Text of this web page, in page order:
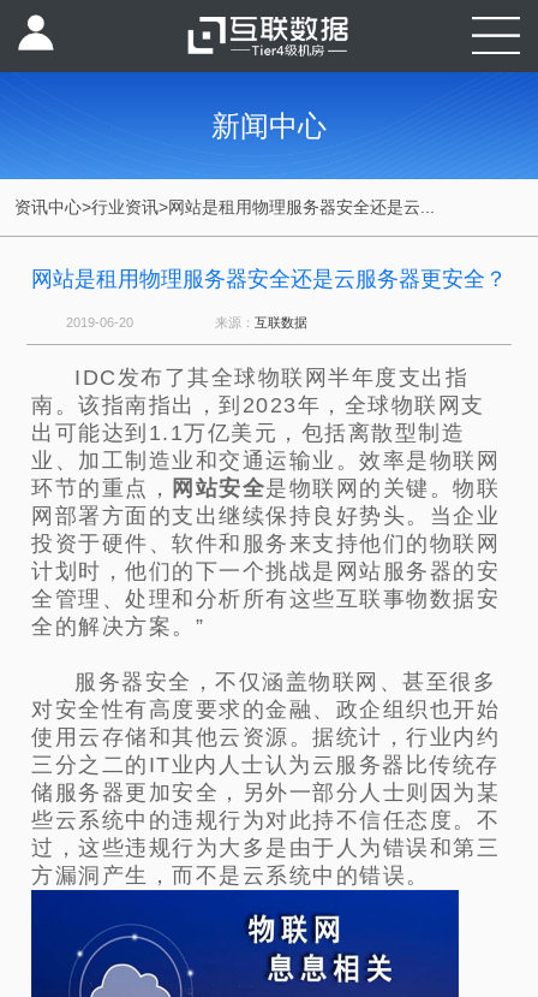
新闻中心
资讯中心>行业资讯>网站是租用物理服务器安全还是云...
网站是租用物理服务器安全还是云服务器更安全？
2019-06-20 来源： 互联数据
IDC发布了其全球物联网半年度支出指
南。该指南指出，到2023年，全球物联网支
出可能达到1.1万亿美元，包括离散型制造
业、加工制造业和交通运输业。效率是物联网
环节的重点， 网站安全是物联网的关键。物联
网部署方面的支出继续保持良好势头。当企业
投资于硬件、软件和服务来支持他们的物联网
计划时，他们的下一个挑战是网站服务器的安
全管理、处理和分析所有这些互联事物数据安
全的解决方案。”
服务器安全，不仅涵盖物联网、甚至很多
对安全性有高度要求的金融、政企组织也开始
使用云存储和其他云资源。据统计，行业内约
三分之二的IT业内人士认为云服务器比传统存
储服务器更加安全，另外一部分人士则因为某
些云系统中的违规行为对此持不信任态度。不
过，这些违规行为大多是由于人为错误和第三
方漏洞产生，而不是云系统中的错误。